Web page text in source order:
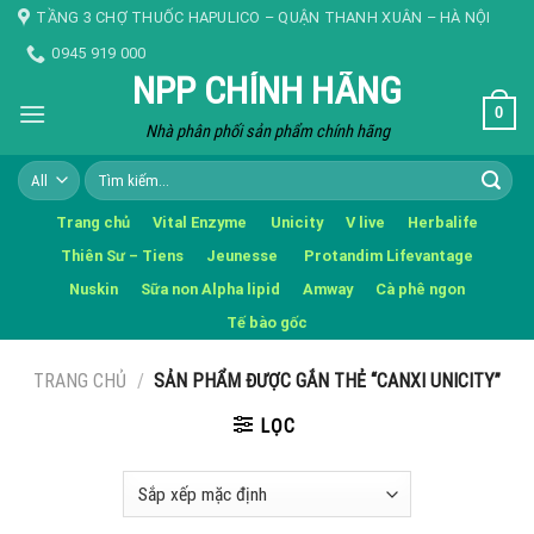
Skip TẦNG 3 CHỢ THUỐC HAPULICO – QUẬN THANH XUÂN – HÀ NỘI
0945 919 000
NPP CHÍNH HÃNG
Nhà phân phối sản phẩm chính hãng
0
Tìm
kiếm:
Trang chủ Vital Enzyme Unicity V live
Herbalife
Thiên Sư – Tiens
Jeunesse
Protandim Lifevantage
Nuskin
Sữa non Alpha lipid Amway
Cà phê ngon
Tế bào gốc
TRANG CHỦ / SẢN PHẨM ĐƯỢC GẮN THẺ “CANXI UNICITY”
LỌC